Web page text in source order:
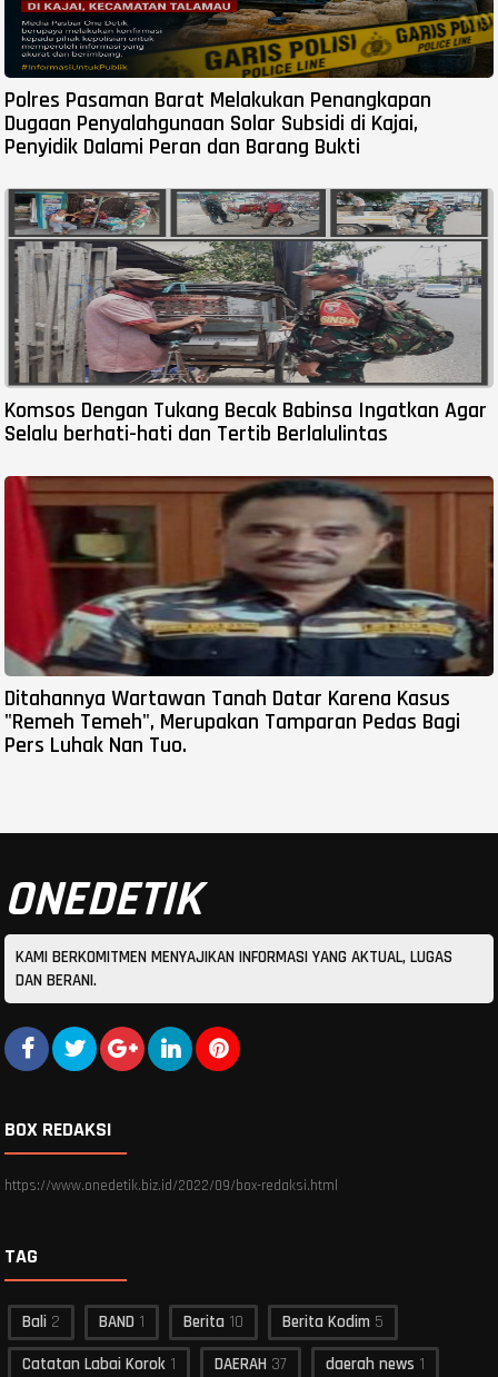
Polres Pasaman Barat Melakukan Penangkapan
Dugaan Penyalahgunaan Solar Subsidi di Kajai,
Penyidik Dalami Peran dan Barang Bukti
Komsos Dengan Tukang Becak Babinsa Ingatkan Agar
Selalu berhati-hati dan Tertib Berlalulintas
Ditahannya Wartawan Tanah Datar Karena Kasus
"Remeh Temeh", Merupakan Tamparan Pedas Bagi
Pers Luhak Nan Tuo.
ONEDETIK
KAMI BERKOMITMEN MENYAJIKAN INFORMASI YANG AKTUAL, LUGAS
DAN BERANI.
BOX REDAKSI
https://www.onedetik.biz.id/2022/09/box-redaksi.html
TAG
Bali 2 BAND 1 Berita 10 Berita Kodim 5
Catatan Labai Korok 1 DAERAH 37 daerah news 1